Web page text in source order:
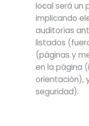
local será un
implicando
auditorías
listados
(páginas y
en la página
orientación),
seguridad).